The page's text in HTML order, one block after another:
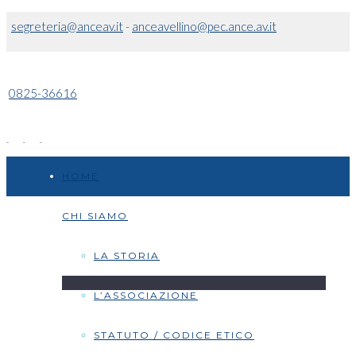
segreteria@anceav.it- anceavellino@pec.ance.av.it
0825-36616
CHI SIAMO
LA STORIA
L’ASSOCIAZIONE
STATUTO / CODICE ETICO